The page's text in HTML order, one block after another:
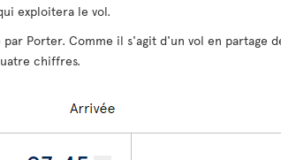
exploitera le vol.
par Porter. Comme il s'agit d'un vol en partage
chiffres.